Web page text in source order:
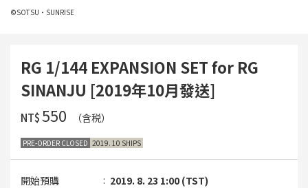
©SOTSU・SUNRISE
RG 1/144 EXPANSION SET for RG
SINANJU [2019年10月發送]
NT$‌550 （含税）
PRE-ORDER CLOSED 2019. 10 SHIPS
開始預購
2019. 8. 23 1:00 (TST)